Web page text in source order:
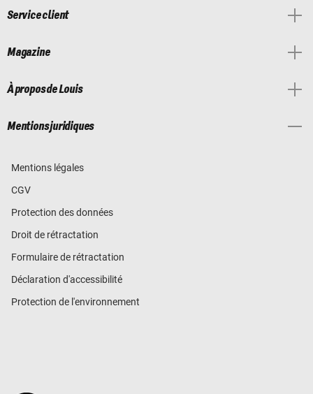
Service client
Magazine
À propos de Louis
Mentions juridiques
Mentions légales
CGV
Protection des données
Droit de rétractation
Formulaire de rétractation
Déclaration d'accessibilité
Protection de l'environnement